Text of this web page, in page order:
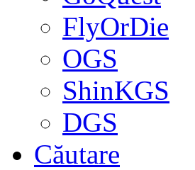
FlyOrDie
OGS
ShinKGS
DGS
Căutare